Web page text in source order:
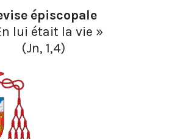
épiscopale
lui était la vie »
(Jn, 1,4)